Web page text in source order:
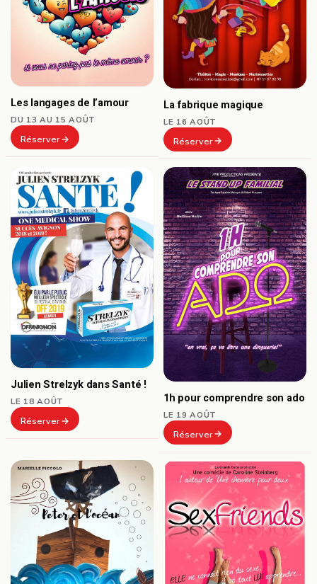
Les langages de l’amour
DU 13 AU 15 AOÛT
Réserver
La fabrique magique
LE 16 AOÛT
Réserver
Julien Strelzyk dans Santé !
LE 18 AOÛT
Réserver
1h pour comprendre son ado
LE 19 AOÛT
Réserver